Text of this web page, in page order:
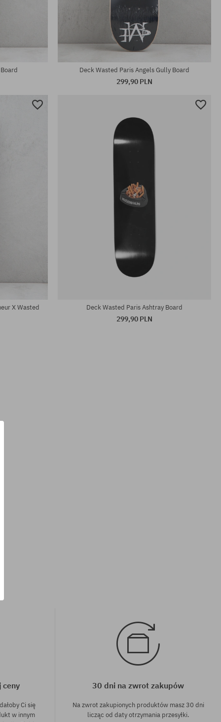
Deck Wasted Paris Angels Gully Board
299,90 PLN
X Wasted Deck Wasted Paris Ashtray Board
299,90 PLN
ceny
Ci się
w innym
30 dni na zwrot zakupów
Na zwrot zakupionych produktów masz 30 dni
licząc od daty otrzymania przesyłki.